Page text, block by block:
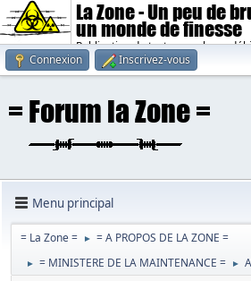
La Zone - Un peu de
un monde de finesse
Publication de textes sombres,
Connexion
Inscrivez-vous
Menu principal
= La Zone = ► = A PROPOS DE LA ZONE =
► = MINISTERE DE LA MAINTENANCE = ►